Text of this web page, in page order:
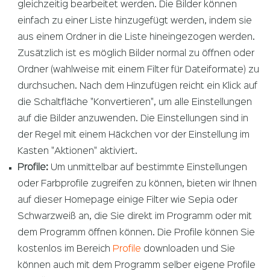
gleichzeitig bearbeitet werden. Die Bilder können
einfach zu einer Liste hinzugefügt werden, indem sie
aus einem Ordner in die Liste hineingezogen werden.
Zusätzlich ist es möglich Bilder normal zu öffnen oder
Ordner (wahlweise mit einem Filter für Dateiformate) zu
durchsuchen. Nach dem Hinzufügen reicht ein Klick auf
die Schaltfläche "Konvertieren", um alle Einstellungen
auf die Bilder anzuwenden. Die Einstellungen sind in
der Regel mit einem Häckchen vor der Einstellung im
Kasten "Aktionen" aktiviert.
Profile: Um unmittelbar auf bestimmte Einstellungen
oder Farbprofile zugreifen zu können, bieten wir Ihnen
auf dieser Homepage einige Filter wie Sepia oder
Schwarzweiß an, die Sie direkt im Programm oder mit
dem Programm öffnen können. Die Profile können Sie
kostenlos im Bereich Profile downloaden und Sie
können auch mit dem Programm selber eigene Profile